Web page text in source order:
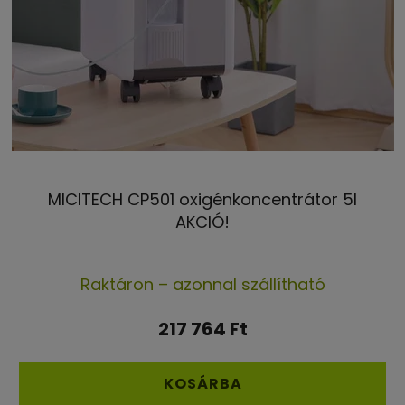
MICITECH CP501 oxigénkoncentrátor 5l
AKCIÓ!
termék
átlagos
5-
Raktáron – azonnal szállítható
217 764 Ft
KOSÁRBA